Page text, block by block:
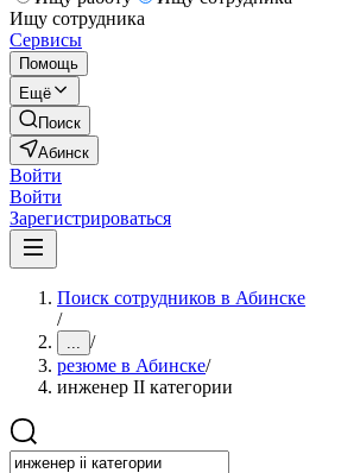
Ищу сотрудника
Сервисы
Помощь
Ещё
Поиск
Абинск
Войти
Войти
Зарегистрироваться
Поиск сотрудников в Абинске
/
... /
резюме в Абинске/
инженер II категории